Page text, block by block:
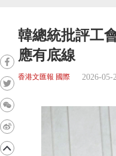
韓總統批評工
應有底線
香港文匯報 國際 2026-05-